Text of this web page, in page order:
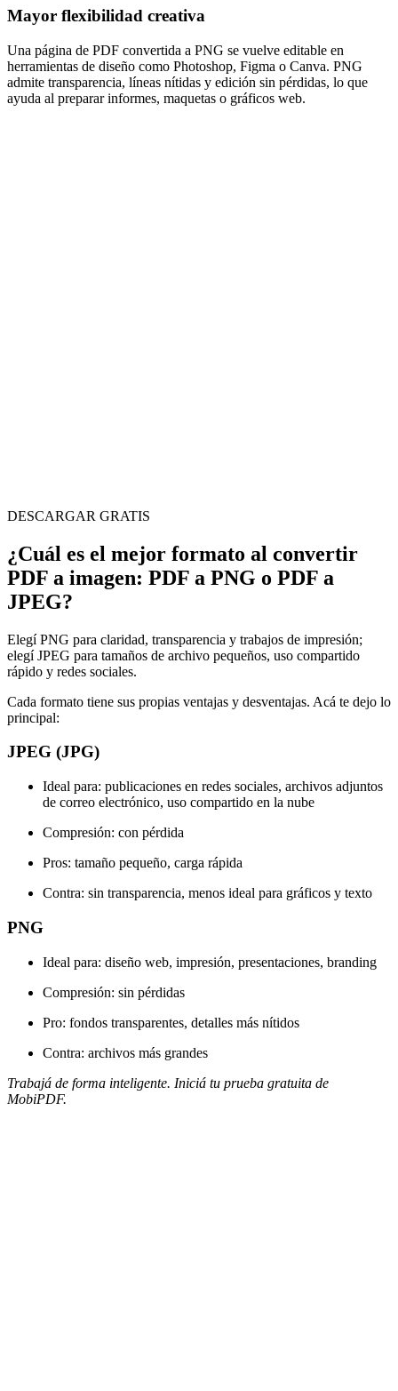
Mayor flexibilidad creativa
Una página de PDF convertida a PNG se vuelve editable en
herramientas de diseño como Photoshop, Figma o Canva. PNG
admite transparencia, líneas nítidas y edición sin pérdidas, lo que
ayuda al preparar informes, maquetas o gráficos web.
DESCARGAR GRATIS
¿Cuál es el mejor formato al convertir
PDF a imagen: PDF a PNG o PDF a
JPEG?
Elegí PNG para claridad, transparencia y trabajos de impresión;
elegí JPEG para tamaños de archivo pequeños, uso compartido
rápido y redes sociales.
Cada formato tiene sus propias ventajas y desventajas. Acá te dejo lo
principal:
JPEG (JPG)
Ideal para: publicaciones en redes sociales, archivos adjuntos
de correo electrónico, uso compartido en la nube
Compresión: con pérdida
Pros: tamaño pequeño, carga rápida
Contra: sin transparencia, menos ideal para gráficos y texto
PNG
Ideal para: diseño web, impresión, presentaciones, branding
Compresión: sin pérdidas
Pro: fondos transparentes, detalles más nítidos
Contra: archivos más grandes
Trabajá de forma inteligente. Iniciá tu prueba gratuita de
MobiPDF.